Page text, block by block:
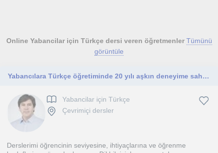
Online Yabancilar için Türkçe dersi veren öğretmenler Tümünü
görüntüle
Yabancılara Türkçe öğretiminde 20 yılı aşkın deneyime sahip bir Türkçe öğretmeniyim.
Yabancilar için Türkçe
Çevrimiçi dersler
Derslerimi öğrencinin seviyesine, ihtiyaçlarına ve öğrenme